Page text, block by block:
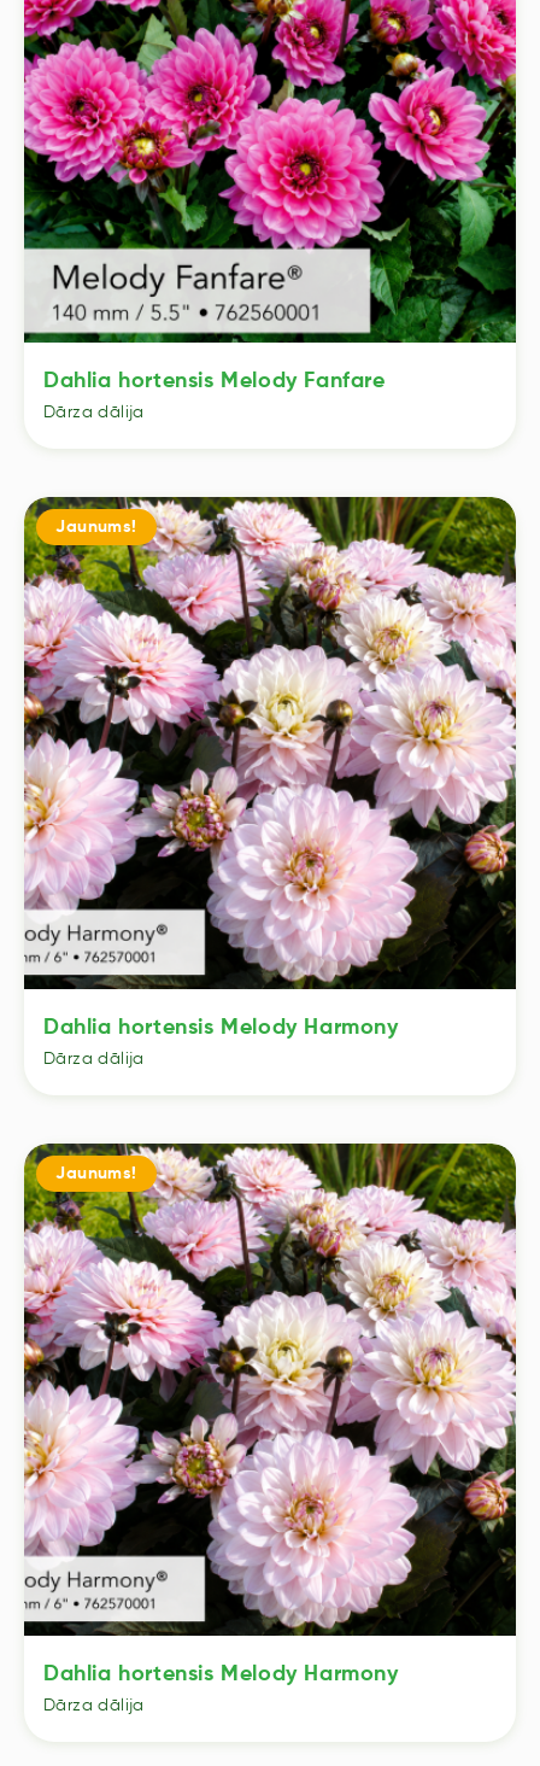
Dahlia hortensis Melody Fanfare
Dārza dālija
Dahlia hortensis Melody Harmony
Dārza dālija
Dahlia hortensis Melody Harmony
Dārza dālija